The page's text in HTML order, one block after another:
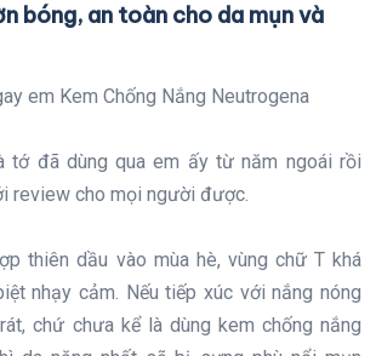
bóng, an toàn cho da mụn và
em Kem Chống Nắng Neutrogena
tớ đã dùng qua em ấy từ năm ngoái rồi
review cho mọi người được.
thiên dầu vào mùa hè, vùng chữ T khá
nhạy cảm. Nếu tiếp xúc với nắng nóng
chứ chưa kể là dùng kem chống nắng